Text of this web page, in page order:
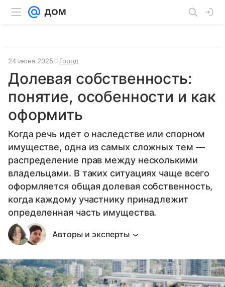
24 июня 2025 Город
Долевая собственность:
понятие, особенности и как
оформить
Когда речь идет о наследстве или спорном
имуществе, одна из самых сложных тем —
распределение прав между несколькими
владельцами. В таких ситуациях чаще всего
оформляется общая долевая собственность,
когда каждому участнику принадлежит
определенная часть имущества.
Авторы и эксперты